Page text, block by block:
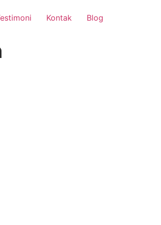
Kontak Blog